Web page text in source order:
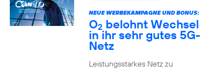
NEUE WERBEKAMPAGNE UND BONUS:
O2 belohnt Wechsel
in ihr sehr gutes 5G-
Netz
Leistungsstarkes Netz zu